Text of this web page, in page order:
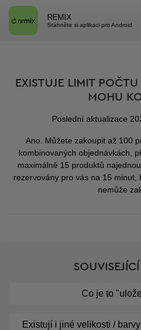
REMIX
Stáhněte si aplikaci pro Android
EXISTUJE LIMIT
MOHU
Poslední aktualizace
Ano. Můžete zakoupit až 100
kombinovaných objednávkách,
maximálně 15 produktů
rezervovány pro vás na 15 minut,
nemůže
Co je to
Existují i jiné velikosti /